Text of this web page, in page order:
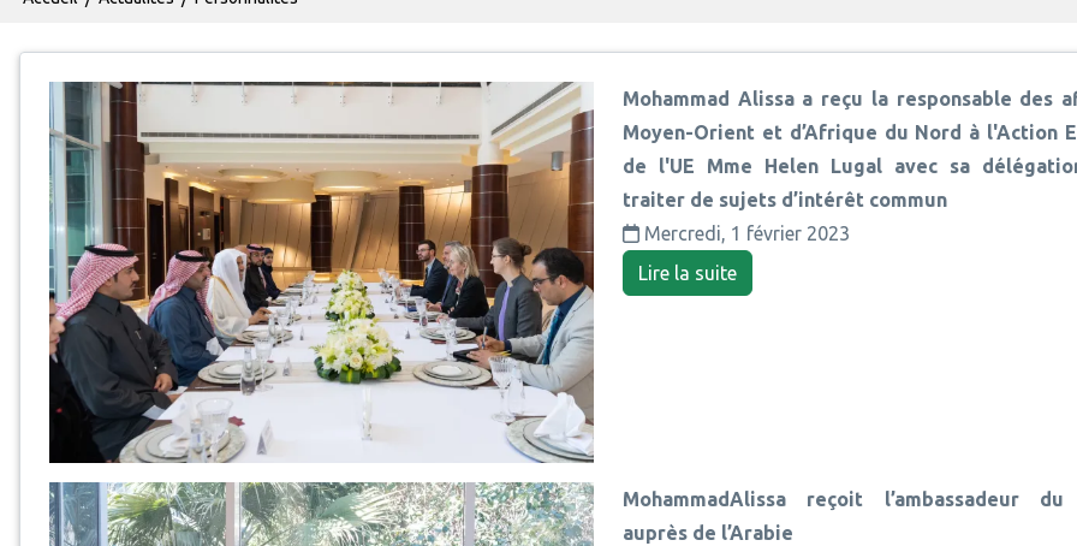
Mohammad Alissa a reçu la responsable des
Moyen-Orient et d’Afrique du Nord à l'Action
de l'UE Mme Helen Lugal avec sa
traiter de sujets d’intérêt commun
Mercredi, 1 février 2023
Lire la suite
MohammadAlissa reçoit l’ambassadeur
auprès de l’Arabie